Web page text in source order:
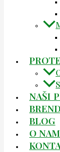
NAŠI
BLOG
O